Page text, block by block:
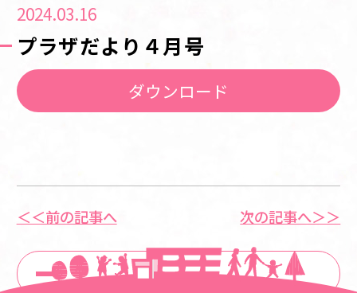
2024.03.16
プラザだより４月号
ダウンロード
＜＜前の記事へ
一覧に戻る
次の記事へ＞＞